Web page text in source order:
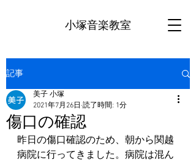
小塚音楽教室
記事
傷口の確認
美子 小塚
2021年7月26日 読了時間: 1分
昨日の傷口確認のため、朝から関越
病院に行ってきました。病院は混ん